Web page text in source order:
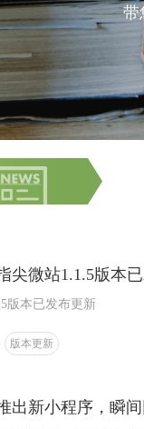
带
尖微站1.1.5版本
版本已发布更新
版本更新
出新小程序，瞬